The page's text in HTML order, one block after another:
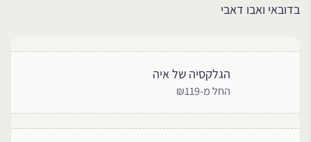
בדובאי ואבו דאבי
הגלקסיה של איה
החל מ-₪119